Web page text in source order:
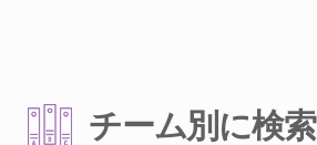
チーム別に検索